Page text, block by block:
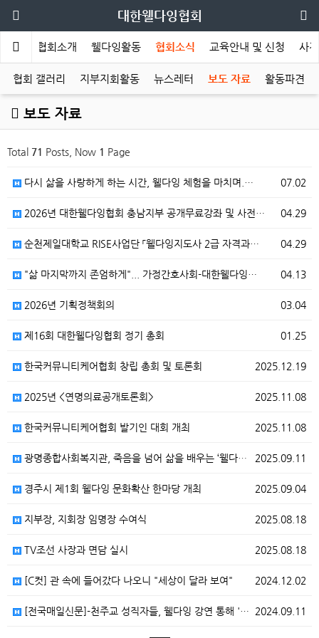
대한웰다잉협회
메인 협회소개 웰다잉활동 협회소식 교육안내 및 신청 사
협회 갤러리 지부지회활동 뉴스레터 보도 자료 활동파견
보도 자료
Total 71 Posts, Now 1 Page
07.02
다시 삶을 사랑하게 하는 시간, 웰다잉 체험을 마치며.…
04.29
2026년 대한웰다잉협회 충남지부 공개무료강좌 및 사전…
04.29
순천제일대학교 RISE사업단 「웰다잉지도사 2급 자격과…
04.13
"삶 마지막까지 존엄하게"... 가정간호사회-대한웰다잉…
03.04
2026년 기획정책회의
01.25
제16회 대한웰다잉협회 정기 총회
2025.12.19
한국커뮤니티케어협회 창립 총회 및 토론회
2025.11.08
2025년 <연명의료공개토론회>
2025.11.08
한국커뮤니티케어협회 발기인 대회 개최
2025.09.11
광명종합사회복지관, 죽음을 넘어 삶을 배우는 ‘웰다잉 …
2025.09.04
경주시 제1회 웰다잉 문화확산 한마당 개최
2025.08.18
지부장, 지회장 임명장 수여식
2025.08.18
TV조선 사장과 면담 실시
2024.12.02
[C컷] 관 속에 들어갔다 나오니 "세상이 달라 보여"
2024.09.11
[전국매일신문]-천주교 성직자들, 웰다잉 강연 통해 '…